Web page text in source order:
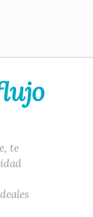
te